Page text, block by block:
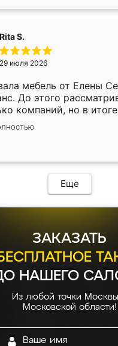
Rita S.
29 июля 2026
мебель от Елены
До этого
компаний, но в
обговорили
замерщик, всё
Изготовили в
сразу встала на свое
доработок.
все выглядит так,
Еще
ЗАКАЗАТЬ
НАШЕГО
Из любой точки
Московской области!